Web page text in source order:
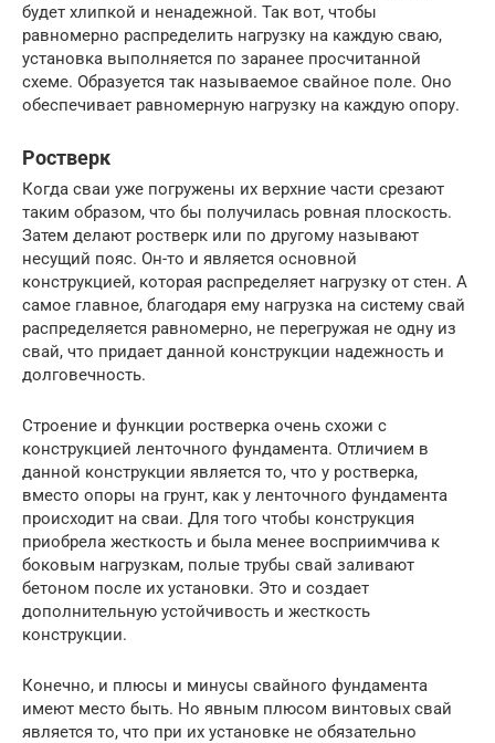
будет хлипкой и ненадежной. Так вот, чтобы
равномерно распределить нагрузку на каждую сваю,
установка выполняется по заранее просчитанной
схеме. Образуется так называемое свайное поле. Оно
обеспечивает равномерную нагрузку на каждую опору.
Ростверк
Когда сваи уже погружены их верхние части срезают
таким образом, что бы получилась ровная плоскость.
Затем делают ростверк или по другому называют
несущий пояс. Он-то и является основной
конструкцией, которая распределяет нагрузку от стен. А
самое главное, благодаря ему нагрузка на систему свай
распределяется равномерно, не перегружая не одну из
свай, что придает данной конструкции надежность и
долговечность.
Строение и функции ростверка очень схожи с
конструкцией ленточного фундамента. Отличием в
данной конструкции является то, что у ростверка,
вместо опоры на грунт, как у ленточного фундамента
происходит на сваи. Для того чтобы конструкция
приобрела жесткость и была менее восприимчива к
боковым нагрузкам, полые трубы свай заливают
бетоном после их установки. Это и создает
дополнительную устойчивость и жесткость
конструкции.
Конечно, и плюсы и минусы свайного фундамента
имеют место быть. Но явным плюсом винтовых свай
является то, что при их установке не обязательно